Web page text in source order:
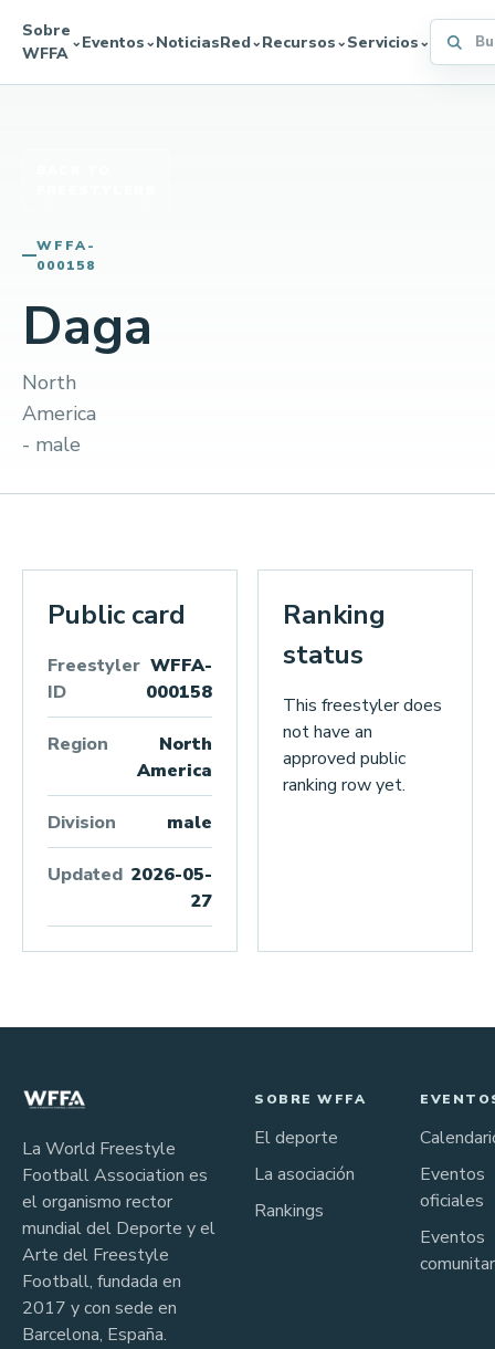
Sobre
WFFA
⌄Eventos⌄NoticiasRed⌄Recursos⌄Servicios⌄
WFFA-
000158
Daga
North
America
- male
Public card
Freestyler
ID
WFFA-
000158
Region
North
America
Division male
Updated 2026-05-
27
Ranking
status
This freestyler does
not have an
approved public
ranking row yet.
La World Freestyle
Football Association es
el organismo rector
mundial del Deporte y el
Arte del Freestyle
Football, fundada en
2017 y con sede en
Barcelona, España.
SOBRE WFFA
El deporte
La asociación
Rankings
Eventos
oficiales
Eventos